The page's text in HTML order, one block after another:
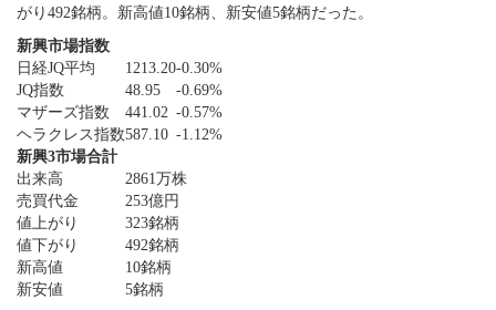
がり492銘柄。新高値10銘柄、新安値5銘柄だった。
新興市場指数
日経JQ平均
1213.20-0.30%
JQ指数
48.95
-0.69%
マザーズ指数
441.02 -0.57%
ヘラクレス指数587.10 -1.12%
新興3市場合計
出来高
2861万株
売買代金
253億円
値上がり
323銘柄
値下がり
492銘柄
新高値
10銘柄
新安値
5銘柄